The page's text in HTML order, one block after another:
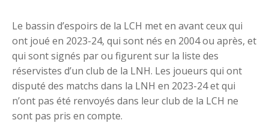
Le bassin d’espoirs de la LCH met en avant ceux qui
ont joué en 2023-24, qui sont nés en 2004 ou après, et
qui sont signés par ou figurent sur la liste des
réservistes d’un club de la LNH. Les joueurs qui ont
disputé des matchs dans la LNH en 2023-24 et qui
n’ont pas été renvoyés dans leur club de la LCH ne
sont pas pris en compte.